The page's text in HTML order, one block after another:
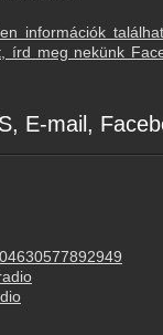
információk
meg nekünk
E-mail,